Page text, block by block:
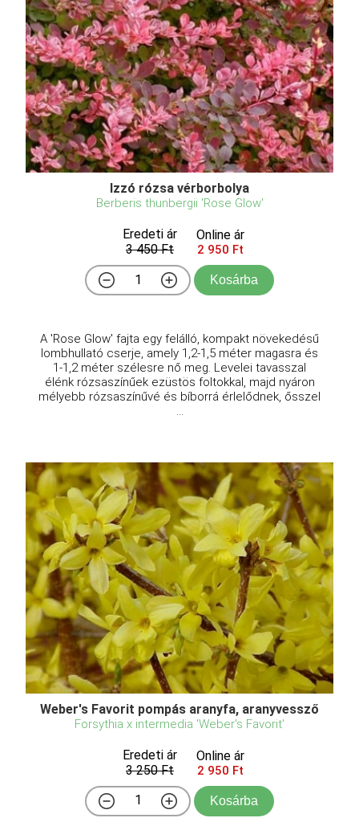
Izzó rózsa vérborbolya
Berberis thunbergii 'Rose Glow'
Eredeti ár
3 450 Ft
Online ár
2 950 Ft
Kosárba
A 'Rose Glow' fajta egy felálló, kompakt növekedésű
lombhullató cserje, amely 1,2-1,5 méter magasra és
1-1,2 méter szélesre nő meg. Levelei tavasszal
élénk rózsaszínűek ezüstös foltokkal, majd nyáron
mélyebb rózsaszínűvé és bíborrá érlelődnek, ősszel
...
Weber's Favorit pompás aranyfa, aranyvessző
Forsythia x intermedia 'Weber's Favorit'
Eredeti ár
3 250 Ft
Online ár
2 950 Ft
Kosárba